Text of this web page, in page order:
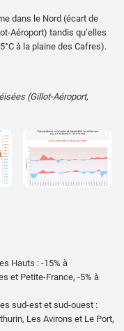
dans le Nord (écart de
Aéroport) tandis qu’elles
à la plaine des Cafres).
(Gillot-Aéroport,
Hauts : -15% à
et Petite-France, -5% à
sud-est et sud-ouest :
Les Avirons et Le Port,